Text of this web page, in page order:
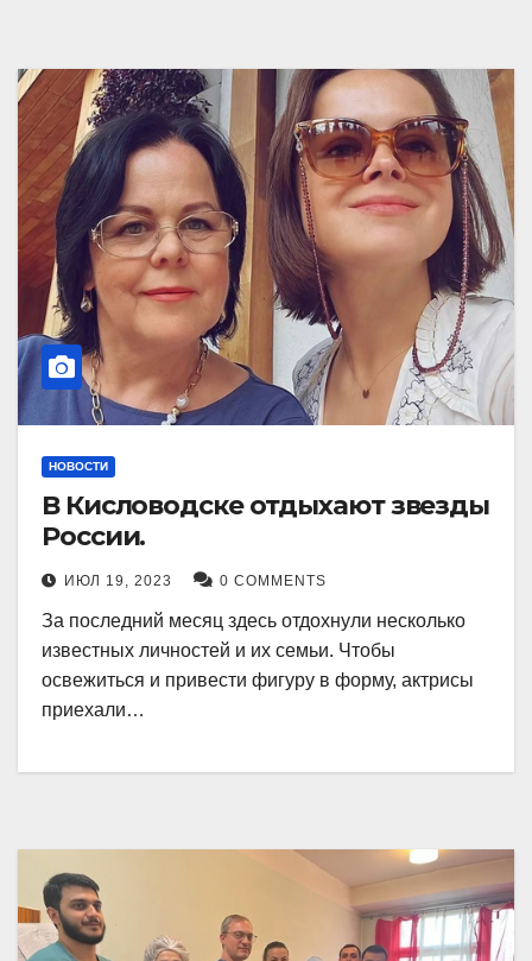
НОВОСТИ
В Кисловодске отдыхают звезды
России.
ИЮЛ 19, 2023 0 COMMENTS
За последний месяц здесь отдохнули несколько
известных личностей и их семьи. Чтобы
освежиться и привести фигуру в форму, актрисы
приехали…